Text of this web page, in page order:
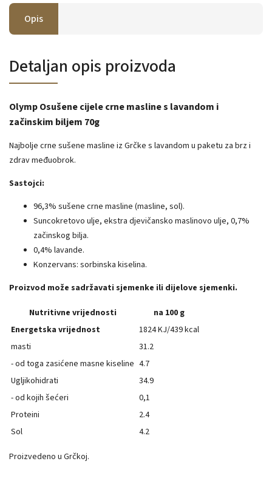
Opis
Detaljan opis proizvoda
Olymp Osušene cijele crne masline s lavandom i
začinskim biljem 70g
Najbolje crne sušene masline iz Grčke s lavandom u paketu za brz i
zdrav međuobrok.
Sastojci:
96,3% sušene crne masline (masline, sol).
Suncokretovo ulje, ekstra djevičansko maslinovo ulje, 0,7%
začinskog bilja.
0,4% lavande.
Konzervans: sorbinska kiselina.
Proizvod može sadržavati sjemenke ili dijelove sjemenki.
Nutritivne vrijednosti
na 100 g
Energetska vrijednost
1824 KJ/439 kcal
masti
31.2
- od toga zasićene masne kiseline 4.7
Ugljikohidrati
34.9
- od kojih šećeri
0,1
Proteini
2.4
Sol
4.2
Proizvedeno u Grčkoj.